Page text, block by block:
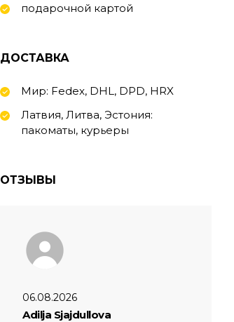
подарочной картой
ДОСТАВКА
Мир: Fedex, DHL, DPD, HRX
Латвия, Литва, Эстония:
пакоматы, курьеры
ОТЗЫВЫ
06.08.2026
Adilja Sjajdullova